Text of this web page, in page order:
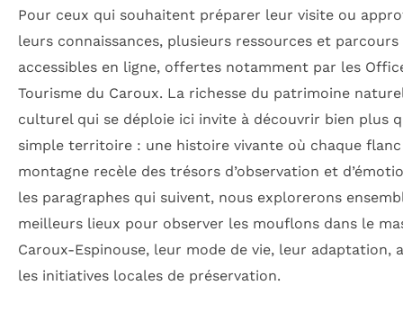
Pour ceux qui souhaitent préparer leur visite ou
leurs connaissances, plusieurs ressources et
accessibles en ligne, offertes notamment par les
Tourisme du Caroux. La richesse du patrimoine
culturel qui se déploie ici invite à découvrir bien plus
simple territoire : une histoire vivante où chaque
montagne recèle des trésors d’observation et
les paragraphes qui suivent, nous explorerons
meilleurs lieux pour observer les mouflons dans le
Caroux-Espinouse, leur mode de vie, leur adaptation,
les initiatives locales de préservation.